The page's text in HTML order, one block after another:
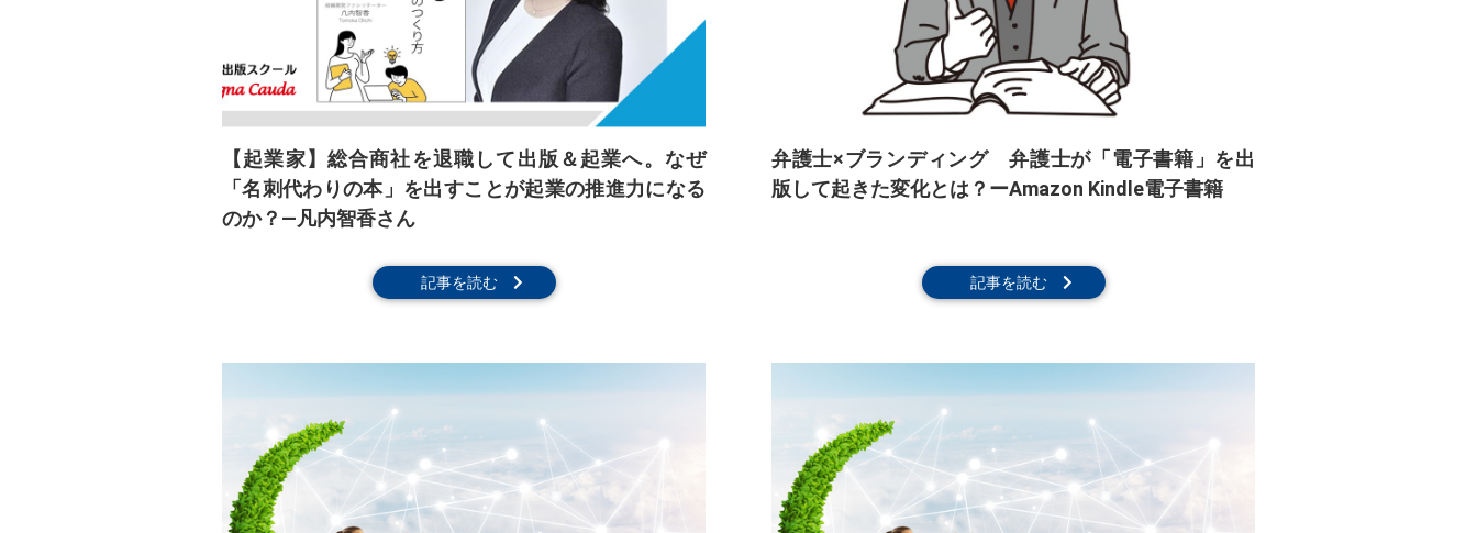
【起業家】総合商社を退職して出版＆起業へ。なぜ
「名刺代わりの本」を出すことが起業の推進力になる
のか？―凡内智香さん
記事を読む
弁護士×ブランディング 弁護士が「電子書籍」を出
版して起きた変化とは？ーAmazon Kindle電子書籍
記事を読む